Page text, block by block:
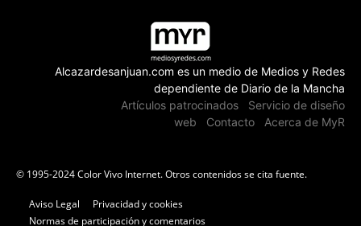
Alcazardesanjuan.com es un medio de Medios y Redes
dependiente de Diario de la Mancha
Artículos patrocinados
Servicio de diseño
web
Contacto Acerca de MyR
© 1995-2024 Color Vivo Internet. Otros contenidos se cita fuente.
Aviso Legal
Privacidad y cookies
Normas de participación y comentarios